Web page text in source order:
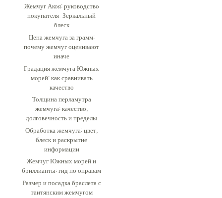
Жемчуг Акоя: руководство
покупателя. Зеркальный
блеск
Цена жемчуга за грамм:
почему жемчуг оценивают
иначе
Градация жемчуга Южных
морей: как сравнивать
качество
Толщина перламутра
жемчуга: качество,
долговечность и пределы
Обработка жемчуга: цвет,
блеск и раскрытие
информации
Жемчуг Южных морей и
бриллианты: гид по оправам
Размер и посадка браслета с
таитянским жемчугом